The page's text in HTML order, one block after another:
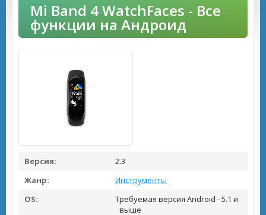
Mi Band 4 WatchFaces - Все
функции на Андроид
Версия:
2.3
Жанр:
Инструменты
OS:
Требуемая версия Android - 5.1 и
выше